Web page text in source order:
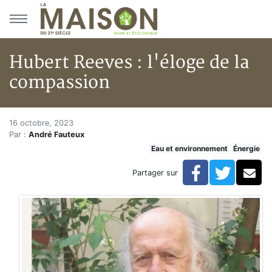
Aller au menu principal
Aller au contenu principal
Hubert Reeves : l'éloge de la
compassion
Accueil
Articles
Hubert Reeves : l'éloge de la compassion
Hubert Reeves : l'éloge de la
16 octobre, 2023
Par : André Fauteux
Eau et environnement
Énergie
Partager sur Facebook